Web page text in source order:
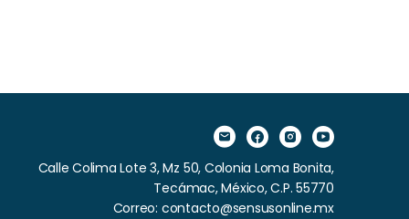
Calle Colima Lote 3, Mz 50, Colonia Loma Bonita,
Tecámac, México, C.P. 55770
Correo: contacto@sensusonline.mx